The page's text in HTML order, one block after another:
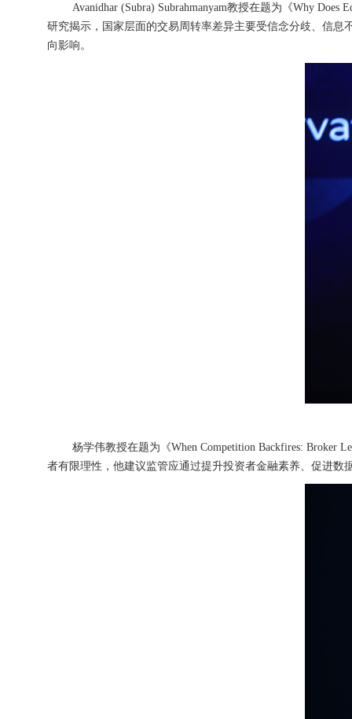
Avanidhar (Subra) Subrahmanyam教授在题为《Why
研究揭示，国家层面的交易周转率差异主要受信念分歧、信
向影响。
杨学伟教授在题为《When Competition Backfires: Broker
者有限理性，他建议监管应通过提升投资者金融素养、促进